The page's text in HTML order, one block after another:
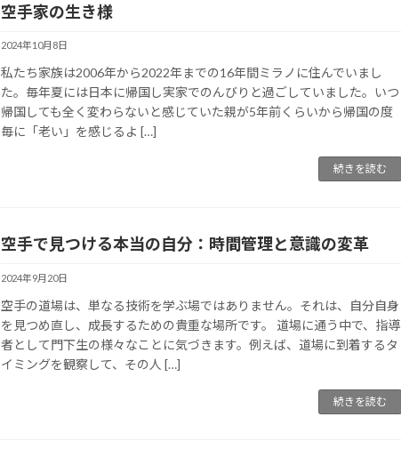
空手家の生き様
2024年10月8日
私たち家族は2006年から2022年までの16年間ミラノに住んでいまし
た。毎年夏には日本に帰国し実家でのんびりと過ごしていました。いつ
帰国しても全く変わらないと感じていた親が5年前くらいから帰国の度
毎に「老い」を感じるよ […]
続きを読む
空手で見つける本当の自分：時間管理と意識の変革
2024年9月20日
空手の道場は、単なる技術を学ぶ場ではありません。それは、自分自身
を見つめ直し、成長するための貴重な場所です。 道場に通う中で、指導
者として門下生の様々なことに気づきます。例えば、道場に到着するタ
イミングを観察して、その人 […]
続きを読む